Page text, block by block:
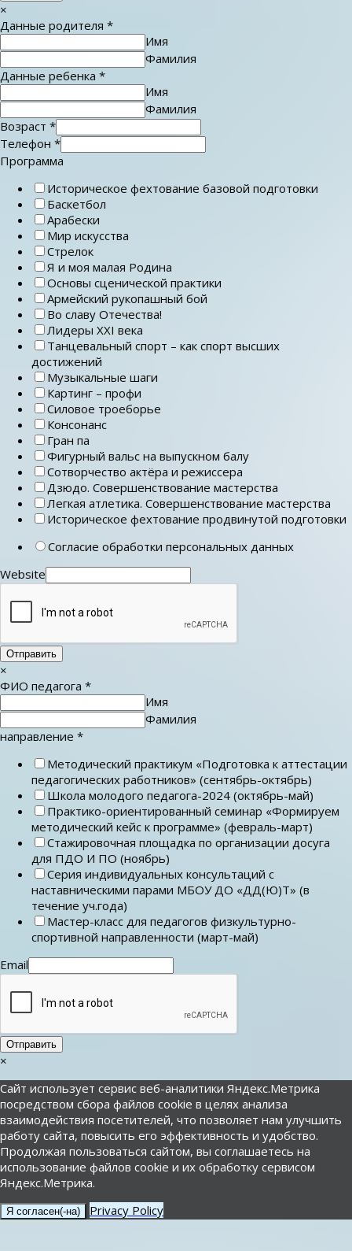
×
Данные родителя *
Имя
Фамилия
Данные ребенка *
Имя
Фамилия
Возраст *
Телефон *
Программа
Историческое фехтование базовой подготовки
Баскетбол
Арабески
Мир искусства
Стрелок
Я и моя малая Родина
Основы сценической практики
Армейский рукопашный бой
Во славу Отечества!
Лидеры ХХI века
Танцевальный спорт – как спорт высших
достижений
Музыкальные шаги
Картинг – профи
Силовое троеборье
Консонанс
Гран па
Фигурный вальс на выпускном балу
Сотворчество актёра и режиссера
Дзюдо. Совершенствование мастерства
Легкая атлетика. Совершенствование мастерства
Историческое фехтование продвинутой подготовки
Согласие обработки персональных данных
Website
Отправить
×
ФИО педагога *
Имя
Фамилия
направление *
Методический практикум «Подготовка к аттестации
педагогических работников» (сентябрь-октябрь)
Школа молодого педагога-2024 (октябрь-май)
Практико-ориентированный семинар «Формируем
методический кейс к программе» (февраль-март)
Стажировочная площадка по организации досуга
для ПДО И ПО (ноябрь)
Серия индивидуальных консультаций с
наставническими парами МБОУ ДО «ДД(Ю)Т» (в
течение уч.года)
Мастер-класс для педагогов физкультурно-
спортивной направленности (март-май)
Email
Отправить
×
Сайт использует сервис веб-аналитики Яндекс.Метрика
посредством сбора файлов cookie в целях анализа
взаимодействия посетителей, что позволяет нам улучшить
работу сайта, повысить его эффективность и удобство.
Продолжая пользоваться сайтом, вы соглашаетесь на
использование файлов cookie и их обработку сервисом
Яндекс.Метрика.
Я согласен(-на) Privacy Policy